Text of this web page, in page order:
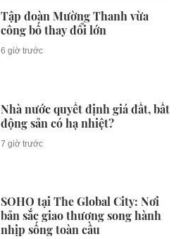
Tập đoàn Mường Thanh vừa
công bố thay đổi lớn
6 giờ trước
Nhà nước quyết định giá đất, bất
động sản có hạ nhiệt?
7 giờ trước
SOHO tại The Global City: Nơi
bản sắc giao thương song hành
nhịp sống toàn cầu